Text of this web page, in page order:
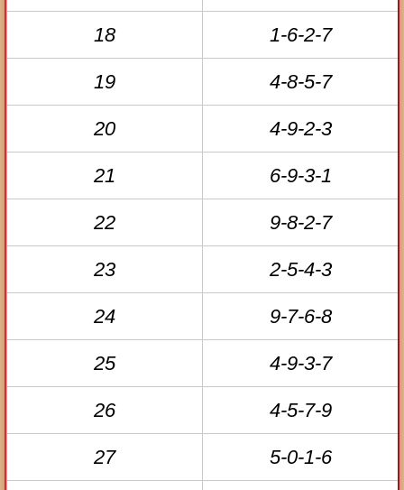
18 1-6-2-7
19 4-8-5-7
20 4-9-2-3
21 6-9-3-1
22 9-8-2-7
23 2-5-4-3
24 9-7-6-8
25 4-9-3-7
26 4-5-7-9
27 5-0-1-6